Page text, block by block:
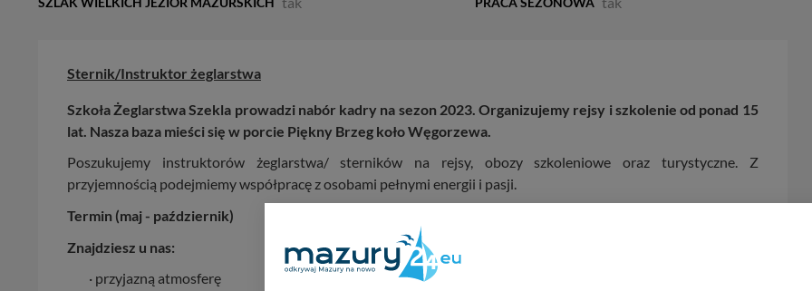
Sternik/Instruktor żeglarstwa
Szkoła Żeglarstwa Szekla prowadzi nabór kadry na sezon 2023. Organizujemy rejsy i szkolenie od ponad 15
lat. Nasza baza mieści się w porcie Piękny Brzeg koło Węgorzewa.
Poszukujemy instruktorów żeglarstwa/ sterników na rejsy, obozy szkoleniowe oraz turystyczne. Z
przyjemnością podejmiemy współpracę z osobami pełnymi energii i pasji.
Termin (maj - październik)
Znajdziesz u nas:
· przyjazną atmosferę